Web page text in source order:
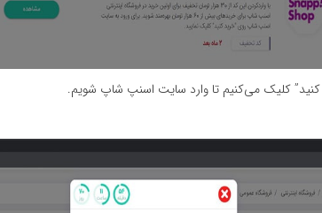
کلیک می‌کنیم تا وارد سایت اسنپ شاپ شویم.